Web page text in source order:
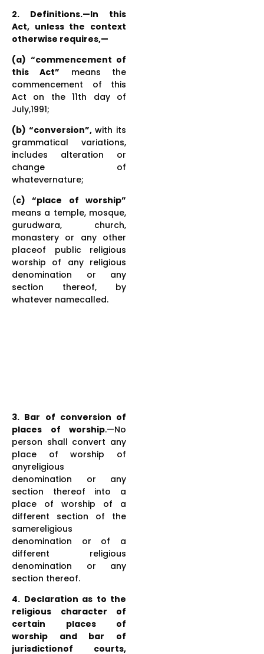
2. Definitions.—In this
Act, unless the context
otherwise requires,—
(a) “commencement of
this Act” means the
commencement of this
Act on the 11th day of
July,1991;
(b) “conversion”,with its
grammatical variations,
includes alteration or
change of
whatevernature;
(c) “place of worship”
means a temple, mosque,
gurudwara, church,
monastery or any other
placeof public religious
worship of any religious
denomination or any
section thereof, by
whatever namecalled.
3. Bar of conversion of
places of worship.—No
person shall convert any
place of worship of
anyreligious
denomination or any
section thereof into a
place of worship of a
different section of the
samereligious
denomination or of a
different religious
denomination or any
section thereof.
4. Declaration as to the
religious character of
certain places of
worship and bar of
jurisdictionof courts,